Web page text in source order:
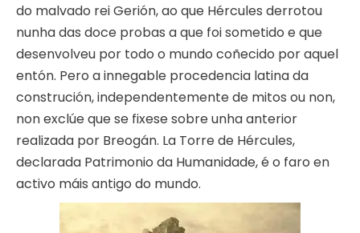
do malvado rei Gerión, ao que Hércules derrotou
nunha das doce probas a que foi sometido e que
desenvolveu por todo o mundo coñecido por aquel
entón. Pero a innegable procedencia latina da
construción, independentemente de mitos ou non,
non exclúe que se fixese sobre unha anterior
realizada por Breogán. La Torre de Hércules,
declarada Patrimonio da Humanidade, é o faro en
activo máis antigo do mundo.